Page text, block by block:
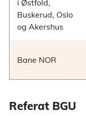
i Østfold,
Buskerud, Oslo
og Akershus
Bane NOR
Referat BGU